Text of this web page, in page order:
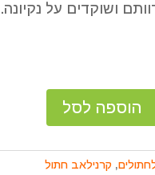
ושוקדים על נקיונה.
הוספה לסל
, קרנילאב חתול